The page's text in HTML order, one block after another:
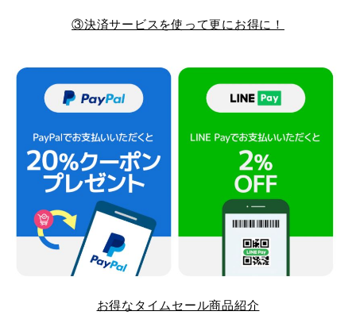
③決済サービスを使って更にお得に！
お得なタイムセール商品紹介